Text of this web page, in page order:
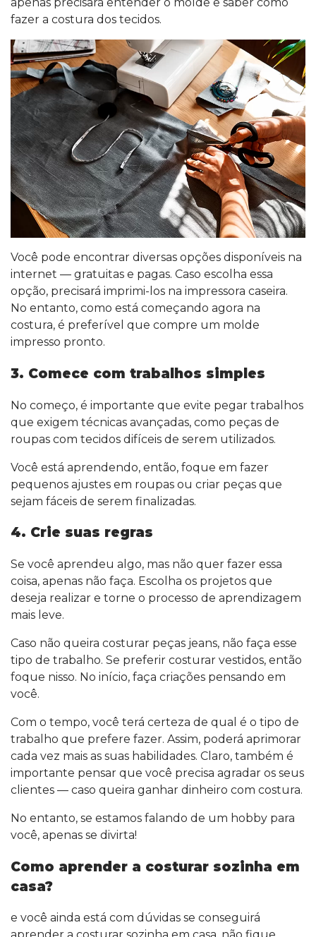
fazer a costura dos tecidos.
Você pode encontrar diversas opções disponíveis na
internet — gratuitas e pagas. Caso escolha essa
opção, precisará imprimi-los na impressora caseira.
No entanto, como está começando agora na
costura, é preferível que compre um molde
impresso pronto.
3. Comece com trabalhos simples
No começo, é importante que evite pegar trabalhos
que exigem técnicas avançadas, como peças de
roupas com tecidos difíceis de serem utilizados.
Você está aprendendo, então, foque em fazer
pequenos ajustes em roupas ou criar peças que
sejam fáceis de serem finalizadas.
4. Crie suas regras
Se você aprendeu algo, mas não quer fazer essa
coisa, apenas não faça. Escolha os projetos que
deseja realizar e torne o processo de aprendizagem
mais leve.
Caso não queira costurar peças jeans, não faça esse
tipo de trabalho. Se preferir costurar vestidos, então
foque nisso. No início, faça criações pensando em
você.
Com o tempo, você terá certeza de qual é o tipo de
trabalho que prefere fazer. Assim, poderá aprimorar
cada vez mais as suas habilidades. Claro, também é
importante pensar que você precisa agradar os seus
clientes — caso queira ganhar dinheiro com costura.
No entanto, se estamos falando de um hobby para
você, apenas se divirta!
Como aprender a costurar sozinha em
casa?
e você ainda está com dúvidas se conseguirá